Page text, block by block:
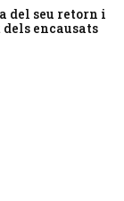
del seu retorn i
encausats